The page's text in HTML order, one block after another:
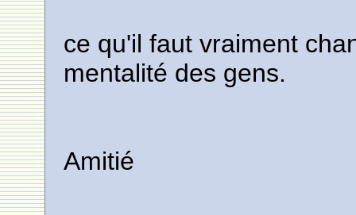
ce qu'il faut vraiment
mentalité des gens.
Amitié